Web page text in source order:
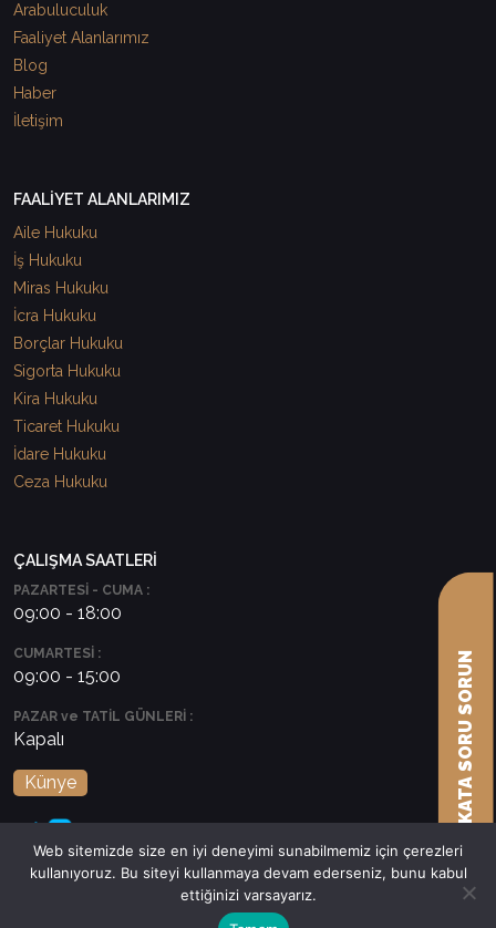
Arabuluculuk
Faaliyet Alanlarımız
Blog
Haber
İletişim
FAALİYET ALANLARIMIZ
Aile Hukuku
İş Hukuku
Miras Hukuku
İcra Hukuku
Borçlar Hukuku
Sigorta Hukuku
Kira Hukuku
Ticaret Hukuku
İdare Hukuku
Ceza Hukuku
ÇALIŞMA SAATLERİ
PAZARTESİ - CUMA :
09:00 - 18:00
CUMARTESİ :
09:00 - 15:00
PAZAR ve TATİL GÜNLERİ :
Kapalı
Künye
Web sitemizde size en iyi deneyimi sunabilmemiz için çerezleri
kullanıyoruz. Bu siteyi kullanmaya devam ederseniz, bunu kabul
ettiğinizi varsayarız.
AVUKATA SORU SORUN